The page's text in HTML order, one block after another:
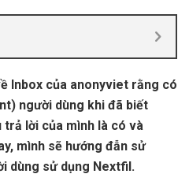
Inbox của anonyviet rằng có
người dùng khi đã biết
lời của mình là có và
mình sẽ hướng đẫn sử
dùng sử dụng Nextfil.